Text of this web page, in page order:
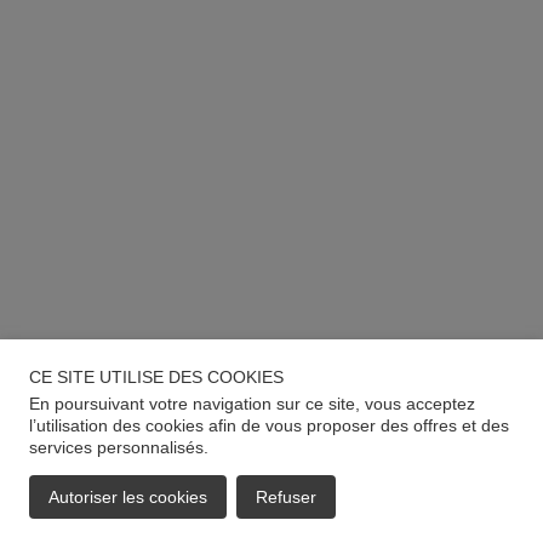
CE SITE UTILISE DES COOKIES
En poursuivant votre navigation sur ce site, vous acceptez
l’utilisation des cookies afin de vous proposer des offres et des
services personnalisés.
Autoriser les cookies Refuser